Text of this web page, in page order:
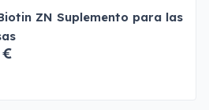
ZN Suplemento para las
€